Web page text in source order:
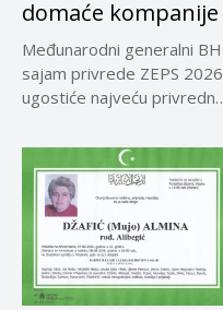
domaće kompanije
Međunarodni generalni BH
sajam privrede ZEPS 2026
ugostiće najveću privrednu